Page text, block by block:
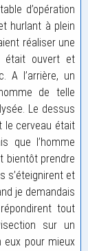
d’opération
hurlant à plein
réaliser une
était ouvert et
A l’arrière, un
de telle
Le dessus
le cerveau était
que l’homme
bientôt prendre
s’éteignirent et
je demandais
tout
sur un
eux pour mieux